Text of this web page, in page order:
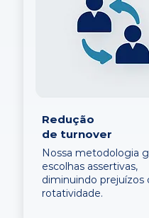
Redução
de turnover
Nossa metodologia
escolhas assertivas,
diminuindo prejuízos
rotatividade.